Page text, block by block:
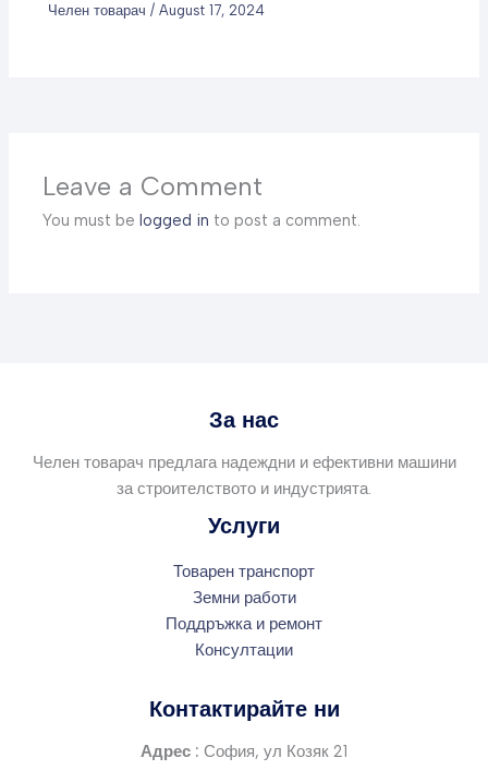
Челен товарач /August 17, 2024
Leave a Comment
You must belogged in to post a comment.
За нас
Челен товарач предлага надеждни и ефективни машини
за строителството и индустрията.
Услуги
Товарен транспорт
Земни работи
Поддръжка и ремонт
Консултации
Контактирайте ни
Адрес : София, ул Козяк 21